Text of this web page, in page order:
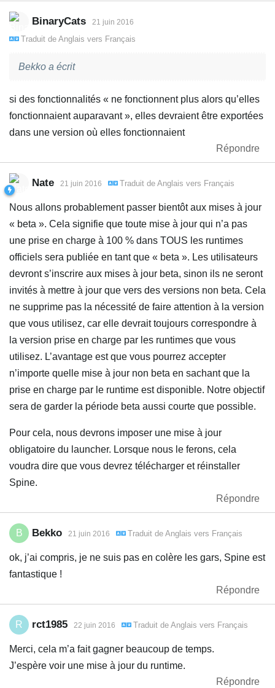
BinaryCats 21 juin 2016
Traduit de Anglais vers Français
Bekko a écrit
si des fonctionnalités « ne fonctionnent plus alors qu’elles
fonctionnaient auparavant », elles devraient être exportées
dans une version où elles fonctionnaient
Répondre
Nate 21 juin 2016 Traduit de Anglais vers Français
Nous allons probablement passer bientôt aux mises à jour
« beta ». Cela signifie que toute mise à jour qui n’a pas
une prise en charge à 100 % dans TOUS les runtimes
officiels sera publiée en tant que « beta ». Les utilisateurs
devront s’inscrire aux mises à jour beta, sinon ils ne seront
invités à mettre à jour que vers des versions non beta. Cela
ne supprime pas la nécessité de faire attention à la version
que vous utilisez, car elle devrait toujours correspondre à
la version prise en charge par les runtimes que vous
utilisez. L’avantage est que vous pourrez accepter
n’importe quelle mise à jour non beta en sachant que la
prise en charge par le runtime est disponible. Notre objectif
sera de garder la période beta aussi courte que possible.
Pour cela, nous devrons imposer une mise à jour
obligatoire du launcher. Lorsque nous le ferons, cela
voudra dire que vous devrez télécharger et réinstaller
Spine.
Répondre
B Bekko 21 juin 2016 Traduit de Anglais vers Français
ok, j’ai compris, je ne suis pas en colère les gars, Spine est
fantastique !
Répondre
R rct1985 22 juin 2016 Traduit de Anglais vers Français
Merci, cela m’a fait gagner beaucoup de temps.
J’espère voir une mise à jour du runtime.
Répondre